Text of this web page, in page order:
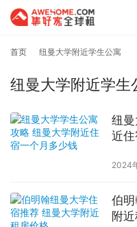
首页 纽曼大学附近学生公寓
纽曼大学附近学生
纽
近
2024
伯
附